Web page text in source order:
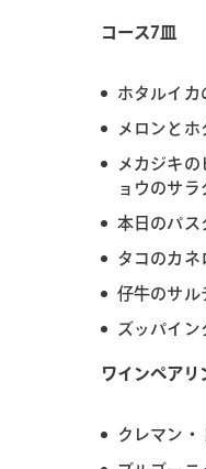
コース7皿
ホタルイカ
メロンと
メカジキ
ョウのサラ
本日のパス
タコのカネ
仔牛のサル
ズッパイン
ワインペアリ
クレマン・